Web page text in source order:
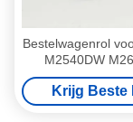
Bestelwagenrol
M2540DW
M2640idw
3011i 3050ci
3501i 3511i
Krijg Beste